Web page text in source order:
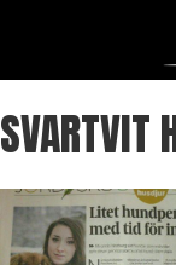
SVARTVIT